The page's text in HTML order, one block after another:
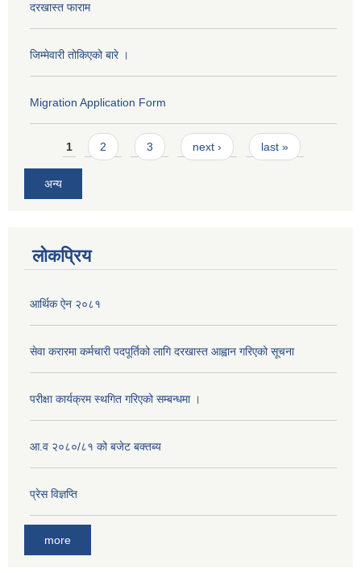
दरखास्त फाराम
जिम्मेवारी तोकिएको बारे ।
Migration Application Form
Pages
1 2 3 next › last »
अन्य
लोकप्रिय
आर्थिक ऐन २०८१
सेवा करारमा कर्मचारी पदपूर्तिको लागि दरखास्त आह्वान गरिएको सूचना
परीक्षा कार्यक्रम स्थगित गरिएको सम्बन्धमा ।
आ.व २०८०/८१ को बजेट बक्तब्य
प्रेस विज्ञप्ति
more